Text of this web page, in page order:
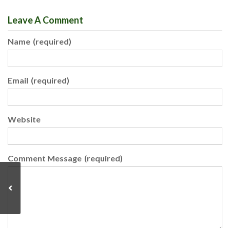
Leave A Comment
Name (required)
Email (required)
Website
Comment Message (required)